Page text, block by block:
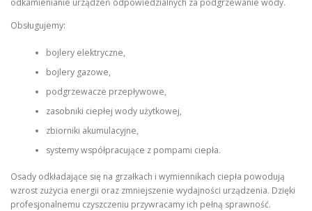
odkamienianie urządzeń odpowiedzialnych za podgrzewanie wody.
Obsługujemy:
bojlery elektryczne,
bojlery gazowe,
podgrzewacze przepływowe,
zasobniki ciepłej wody użytkowej,
zbiorniki akumulacyjne,
systemy współpracujące z pompami ciepła.
Osady odkładające się na grzałkach i wymiennikach ciepła powodują
wzrost zużycia energii oraz zmniejszenie wydajności urządzenia. Dzięki
profesjonalnemu czyszczeniu przywracamy ich pełną sprawność.